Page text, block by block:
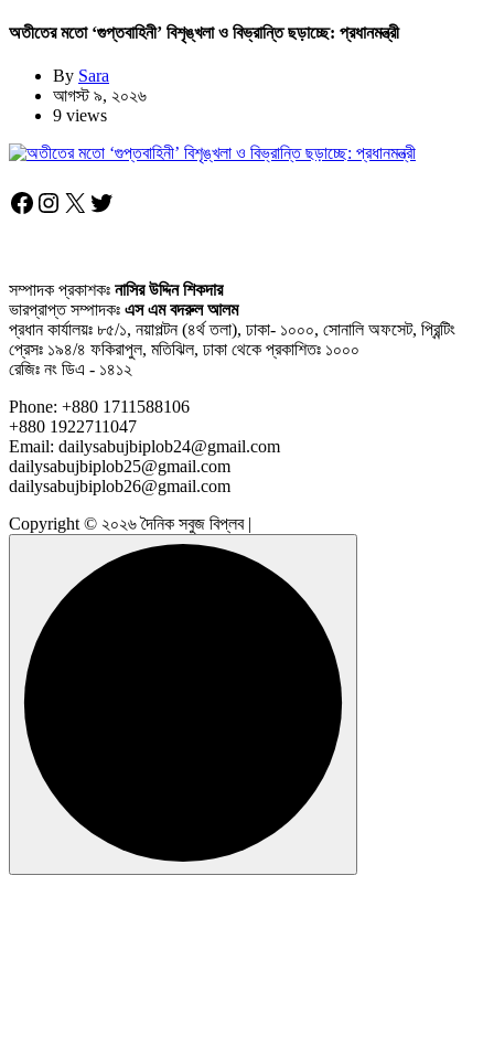
অতীতের মতো ‘গুপ্তবাহিনী’ বিশৃঙ্খলা ও বিভ্রান্তি ছড়াচ্ছে: প্রধানমন্ত্রী
By Sara
আগস্ট ৯, ২০২৬
9 views
Facebook
Instagram
X Twitter
সম্পাদক প্রকাশকঃ নাসির উদ্দিন শিকদার
ভারপ্রাপ্ত সম্পাদকঃ এস এম বদরুল আলম
প্রধান কার্যালয়ঃ ৮৫/১, নয়াপল্টন (৪র্থ তলা), ঢাকা- ১০০০, সোনালি অফসেট, প্রিন্টিং
প্রেসঃ ১৯৪/৪ ফকিরাপুল, মতিঝিল, ঢাকা থেকে প্রকাশিতঃ ১০০০
রেজিঃ নং ডিএ - ১৪১২
Phone: +880 1711588106
+880 1922711047
Email: dailysabujbiplob24@gmail.com
dailysabujbiplob25@gmail.com
dailysabujbiplob26@gmail.com
Copyright © ২০২৬ দৈনিক সবুজ বিপ্লব |